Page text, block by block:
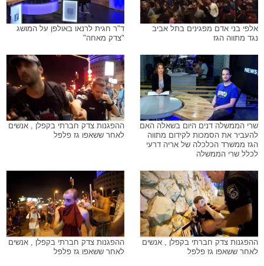
אלפי בני אדם מפגינים בתל אביב
נגד מתווה הגז
ד"ר חגית לרנאו באולפן על המושג
"צדק מאחה"
שרי הממשלה דנים היום בשאלה האם
להעביר את הסמכות לקידום מתווה
הגז ממשרד הכלכלה של אריה דרעי
לכלל שרי הממשלה
ההפגנות צדק חברתי בקפלן , אנשים
לאחר ששאפו גז פלפל
ההפגנות צדק חברתי בקפלן , אנשים
לאחר ששאפו גז פלפל
ההפגנות צדק חברתי בקפלן , אנשים
לאחר ששאפו גז פלפל